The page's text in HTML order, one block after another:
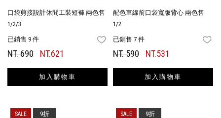
口袋剪接設計休閒工裝短褲 兩色售
1/2/3
已銷售 9 件 FAVORITES
NT. 690 NT.621
加入購物車
配色車線前口袋寬版背心 兩色售
1/2
已銷售 7 件
NT. 590 NT.531
加入購物車
9折 9折